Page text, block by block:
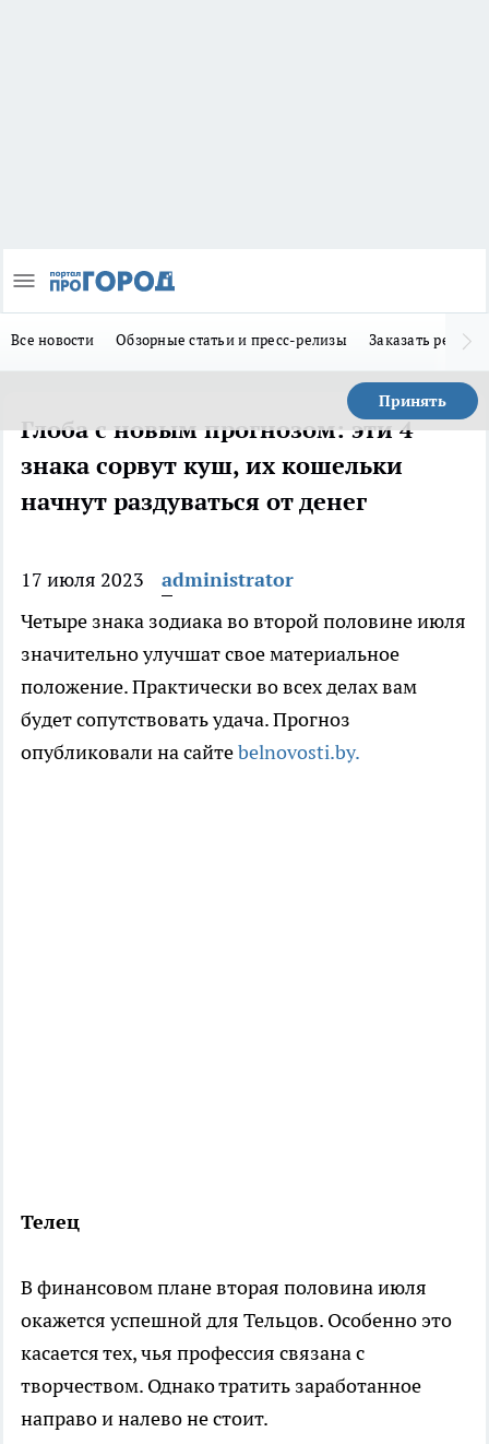
Все новости Обзорные статьи и пресс-релизы Заказать
Принять
Глоба с новым прогнозом: эти 4
знака сорвут куш, их кошельки
начнут раздуваться от денег
17 июля 2023
administrator
Четыре знака зодиака во второй половине июля
значительно улучшат свое материальное
положение. Практически во всех делах вам
будет сопутствовать удача. Прогноз
опубликовали на сайтеbelnovosti.by.
Телец
В финансовом плане вторая половина июля
окажется успешной для Тельцов. Особенно это
касается тех, чья профессия связана с
творчеством. Однако тратить заработанное
направо и налево не стоит.